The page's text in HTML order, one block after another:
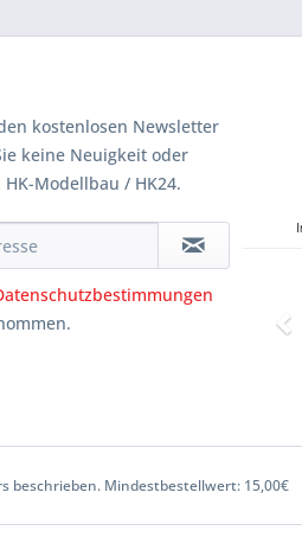
kostenlosen Newsletter
keine Neuigkeit oder
Modellbau / HK24.
beschrieben. Mindestbestellwert: 15,00€